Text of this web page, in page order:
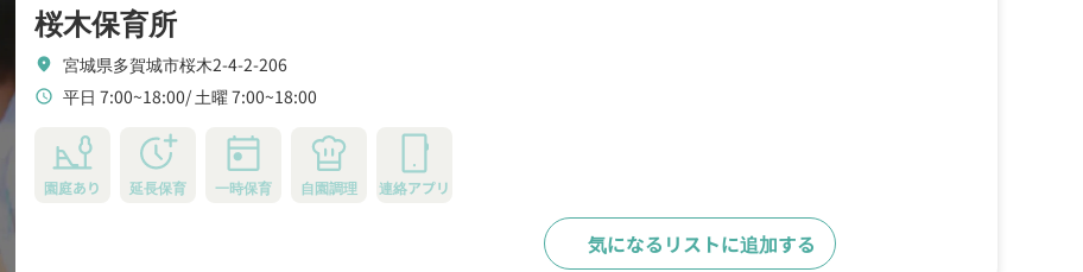
桜木保育所
location_on 宮城県多賀城市桜木2-4-2-206
schedule 平日 7:00~18:00 土曜 7:00~18:00
園庭あり 延長保育 一時保育 自園調理 連絡アプリ
気になるリストに追加する